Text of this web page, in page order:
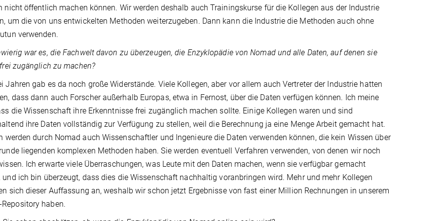
nicht öffentlich machen können. Wir werden deshalb auch Trainingskurse für die Kollegen aus der Industrie
um die von uns entwickelten Methoden weiterzugeben. Dann kann die Industrie die Methoden auch ohne
verwenden.
war es, die Fachwelt davon zu überzeugen, die Enzyklopädie von Nomad und alle Daten, auf denen sie
zugänglich zu machen?
Jahren gab es da noch große Widerstände. Viele Kollegen, aber vor allem auch Vertreter der Industrie hatten
dass dann auch Forscher außerhalb Europas, etwa in Fernost, über die Daten verfügen können. Ich meine
die Wissenschaft ihre Erkenntnisse frei zugänglich machen sollte. Einige Kollegen waren und sind
ihre Daten vollständig zur Verfügung zu stellen, weil die Berechnung ja eine Menge Arbeit gemacht hat.
werden durch Nomad auch Wissenschaftler und Ingenieure die Daten verwenden können, die kein Wissen über
liegenden komplexen Methoden haben. Sie werden eventuell Verfahren verwenden, von denen wir noch
Ich erwarte viele Überraschungen, was Leute mit den Daten machen, wenn sie verfügbar gemacht
und ich bin überzeugt, dass dies die Wissenschaft nachhaltig voranbringen wird. Mehr und mehr Kollegen
sich dieser Auffassung an, weshalb wir schon jetzt Ergebnisse von fast einer Million Rechnungen in unserem
haben.